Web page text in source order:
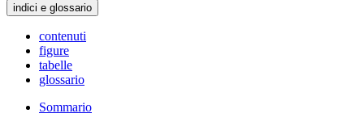
indici e glossario
contenuti
figure
tabelle
glossario
Sommario